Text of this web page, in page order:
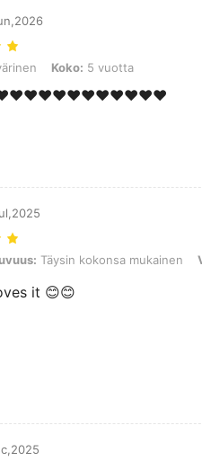
Koko: 5 vuotta
Koko: 5 vuotta
Täysin kokonsa mukainen, Väri:
Täysin kokonsa mukainen
it 😊😊